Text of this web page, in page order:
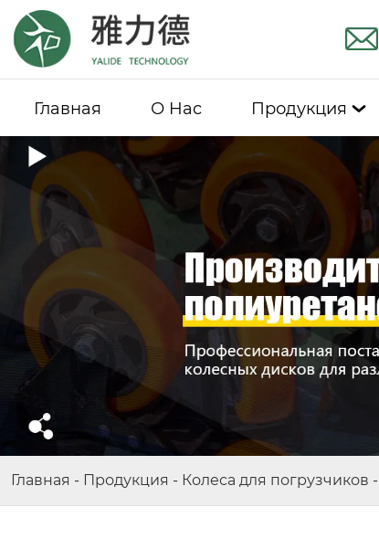
Главная О Hас Продукция 
Главная - Продукция - Колеса для погрузчиков -